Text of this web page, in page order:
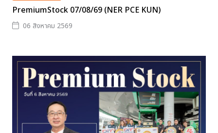
PremiumStock 07/08/69 (NER PCE KUN)
06 สิงหาคม 2569